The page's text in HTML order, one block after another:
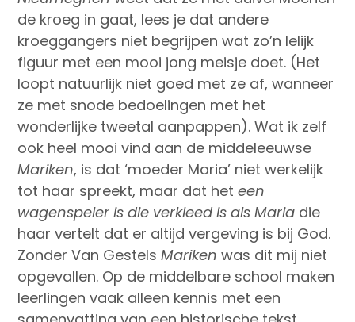
de kroeg in gaat, lees je dat andere
kroeggangers niet begrijpen wat zo’n lelijk
figuur met een mooi jong meisje doet. (Het
loopt natuurlijk niet goed met ze af, wanneer
ze met snode bedoelingen met het
wonderlijke tweetal aanpappen). Wat ik zelf
ook heel mooi vind aan de middeleeuwse
Mariken, is dat ‘moeder Maria’ niet werkelijk
tot haar spreekt, maar dat heteen
wagenspeler is die verkleed is als Maria die
haar vertelt dat er altijd vergeving is bij God.
Zonder Van GestelsMarikenwas dit mij niet
opgevallen. Op de middelbare school maken
leerlingen vaak alleen kennis met een